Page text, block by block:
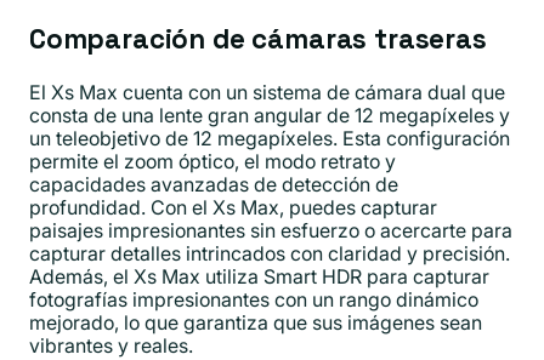
Comparación de cámaras traseras
El Xs Max cuenta con un sistema de cámara dual que
consta de una lente gran angular de 12 megapíxeles y
un teleobjetivo de 12 megapíxeles. Esta configuración
permite el zoom óptico, el modo retrato y
capacidades avanzadas de detección de
profundidad. Con el Xs Max, puedes capturar
paisajes impresionantes sin esfuerzo o acercarte para
capturar detalles intrincados con claridad y precisión.
Además, el Xs Max utiliza Smart HDR para capturar
fotografías impresionantes con un rango dinámico
mejorado, lo que garantiza que sus imágenes sean
vibrantes y reales.